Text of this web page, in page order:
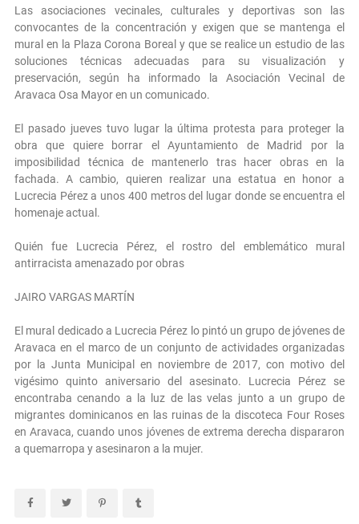
Las asociaciones vecinales, culturales y deportivas son las
convocantes de la concentración y exigen que se mantenga el
mural en la Plaza Corona Boreal y que se realice un estudio de las
soluciones técnicas adecuadas para su visualización y
preservación, según ha informado la Asociación Vecinal de
Aravaca Osa Mayor en un comunicado.
El pasado jueves tuvo lugar la última protesta para proteger la
obra que quiere borrar el Ayuntamiento de Madrid por la
imposibilidad técnica de mantenerlo tras hacer obras en la
fachada. A cambio, quieren realizar una estatua en honor a
Lucrecia Pérez a unos 400 metros del lugar donde se encuentra el
homenaje actual.
Quién fue Lucrecia Pérez, el rostro del emblemático mural
antirracista amenazado por obras
JAIRO VARGAS MARTÍN
El mural dedicado a Lucrecia Pérez lo pintó un grupo de jóvenes de
Aravaca en el marco de un conjunto de actividades organizadas
por la Junta Municipal en noviembre de 2017, con motivo del
vigésimo quinto aniversario del asesinato. Lucrecia Pérez se
encontraba cenando a la luz de las velas junto a un grupo de
migrantes dominicanos en las ruinas de la discoteca Four Roses
en Aravaca, cuando unos jóvenes de extrema derecha dispararon
a quemarropa y asesinaron a la mujer.